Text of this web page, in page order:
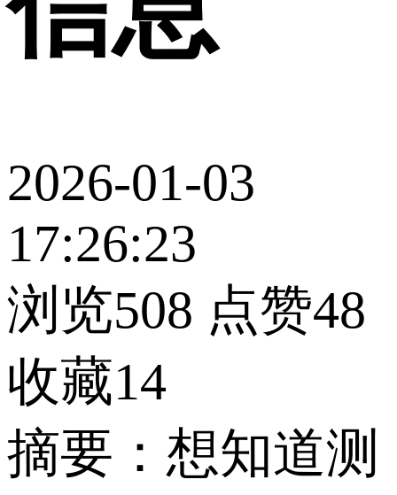
2026-01-03
17:26:23
浏览508 点赞48
收藏14
摘要：想知道测